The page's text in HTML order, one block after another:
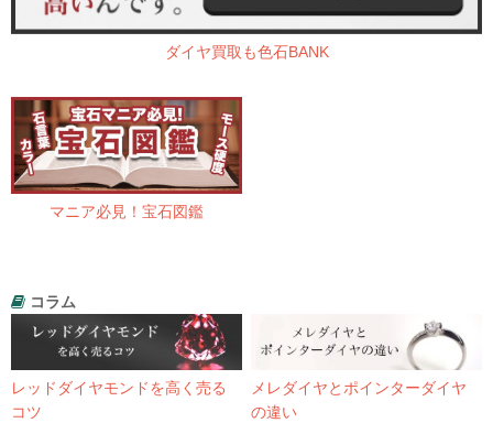
ダイヤ買取も色石BANK
マニア必見！宝石図鑑
コラム
レッドダイヤモンドを高く売る
コツ
メレダイヤとポインターダイヤ
の違い